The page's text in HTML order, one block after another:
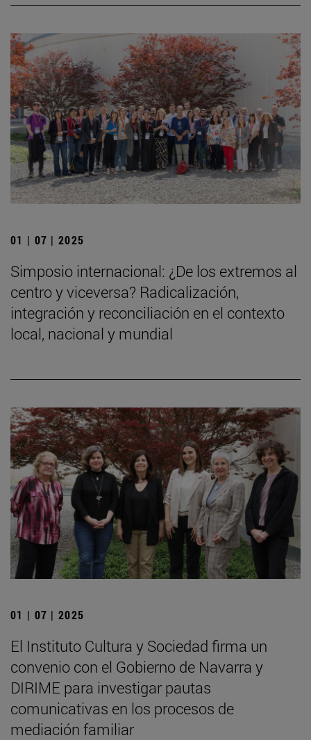
01 | 07 | 2025
Simposio internacional: ¿De los extremos al
centro y viceversa? Radicalización,
integración y reconciliación en el contexto
local, nacional y mundial
01 | 07 | 2025
El Instituto Cultura y Sociedad firma un
convenio con el Gobierno de Navarra y
DIRIME para investigar pautas
comunicativas en los procesos de
mediación familiar